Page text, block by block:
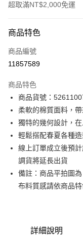
超取滿NT$2,000免運
信用卡一次付款
信用卡分期付款
合作金庫商業銀行
華南商業銀行
上海商業儲蓄銀行
國泰世華商業銀行
臺灣中小企業銀行
匯豐（台灣）商業銀行
聯邦商業銀行
元大商業銀行
玉山商業銀行
台新國際商業銀行
6 期 0 利率 每期
華南商業銀行
上海商業儲蓄銀行
國泰世華商業銀行
臺灣中小企業銀行
匯豐（台灣）商業銀行
聯邦商業銀行
元大商業銀行
玉山商業銀行
12 期 0 利率 每期
合作金庫商業銀行
上海商業儲蓄銀行
國泰世華商業銀行
臺灣中小企業銀行
匯豐（台灣）商業銀行
聯邦商業銀行
台灣樂天信用卡公司
超商取貨付款
LINE Pay
Apple Pay
街口支付
全盈+PAY
商品特色
商品編號
11857589
商品特色
商品貨號：
柔軟的棉質面料，
獨特的幾何設計，
輕鬆搭配春夏各種
線上訂單成立後預
調貨將延長出貨
備註：商品平拍圖
布料質感請依商品特
詳細說明